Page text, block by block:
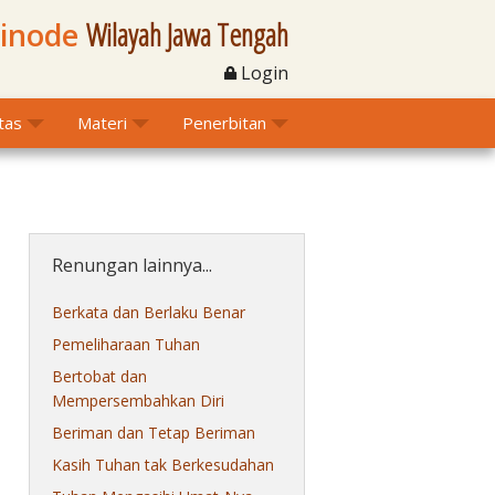
Wilayah Jawa Tengah
Login
Materi Penerbitan
Renungan lainnya...
Berkata dan Berlaku Benar
Pemeliharaan Tuhan
Bertobat dan
Mempersembahkan Diri
Beriman dan Tetap Beriman
Kasih Tuhan tak Berkesudahan